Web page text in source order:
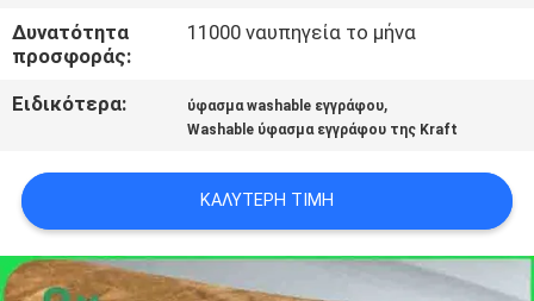
SITEMAP
ΑΠΟΡΡΉΤΟΥ
Δυνατότητα
προσφοράς:
11000 ναυπηγεία το μήνα
Ειδικότερα: ύφασμα washable εγγράφου,
Washable ύφασμα εγγράφου της Kraft
ΚΑΛΎΤΕΡΗ ΤΙΜΉ